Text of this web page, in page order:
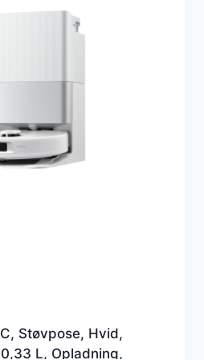
Støvpose, Hvid,
L, Opladning,